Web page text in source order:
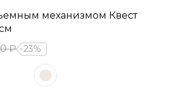
механизмом Квест
₽ 23%